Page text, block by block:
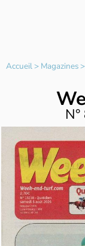
Accueil> Magazines>
N°